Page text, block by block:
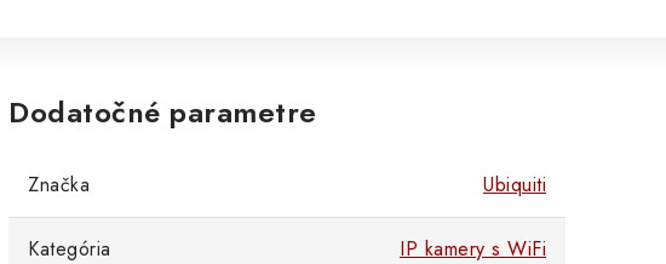
Dodatočné parametre
Značka Ubiquiti
Kategória IP kamery s WiFi